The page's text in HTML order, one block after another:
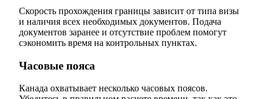
Скорость прохождения границы зависит от типа визы
и наличия всех необходимых документов. Подача
документов заранее и отсутствие проблем помогут
сэкономить время на контрольных пунктах.
Часовые пояса
Канада охватывает несколько часовых поясов.